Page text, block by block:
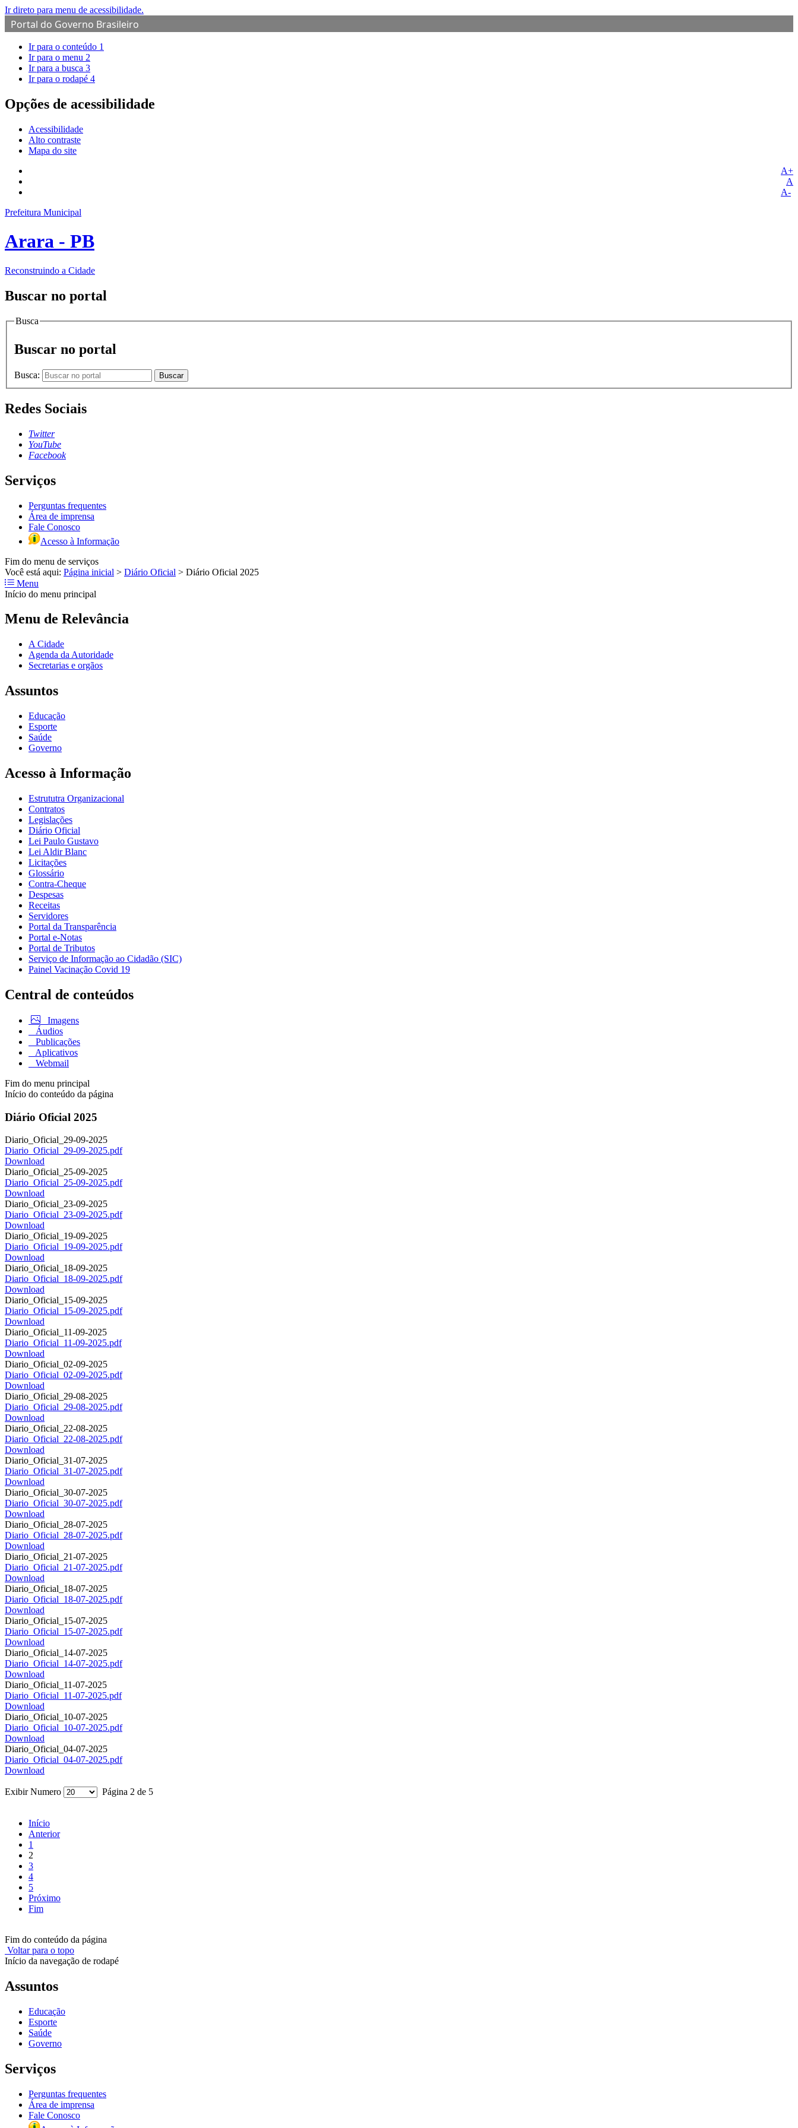
Ir direto para menu de acessibilidade.
Portal do Governo Brasileiro
Ir para o conteúdo 1
Ir para o menu 2
Ir para a busca 3
Ir para o rodapé 4
Opções de acessibilidade
Acessibilidade
Alto contraste
Mapa do site
A+
A
A-
Prefeitura Municipal
Arara - PB
Reconstruindo a Cidade
Buscar no portal
Busca
Buscar no portal
Busca: Buscar
Redes Sociais
Twitter
YouTube
Facebook
Serviços
Perguntas frequentes
Área de imprensa
Fale Conosco
Acesso à Informação
Fim do menu de serviços
Você está aqui: Página inicial > Diário Oficial > Diário Oficial 2025
Menu
Início do menu principal
Menu de Relevância
A Cidade
Agenda da Autoridade
Secretarias e orgãos
Assuntos
Educação
Esporte
Saúde
Governo
Acesso à Informação
Estrututra Organizacional
Contratos
Legislações
Diário Oficial
Lei Paulo Gustavo
Lei Aldir Blanc
Licitações
Glossário
Contra-Cheque
Despesas
Receitas
Servidores
Portal da Transparência
Portal e-Notas
Portal de Tributos
Serviço de Informação ao Cidadão (SIC)
Painel Vacinação Covid 19
Central de conteúdos
Imagens
Áudios
Publicações
Aplicativos
Webmail
Fim do menu principal
Início do conteúdo da página
Diário Oficial 2025
Diario_Oficial_29-09-2025
Diario_Oficial_29-09-2025.pdf
Download
Diario_Oficial_25-09-2025
Diario_Oficial_25-09-2025.pdf
Download
Diario_Oficial_23-09-2025
Diario_Oficial_23-09-2025.pdf
Download
Diario_Oficial_19-09-2025
Diario_Oficial_19-09-2025.pdf
Download
Diario_Oficial_18-09-2025
Diario_Oficial_18-09-2025.pdf
Download
Diario_Oficial_15-09-2025
Diario_Oficial_15-09-2025.pdf
Download
Diario_Oficial_11-09-2025
Diario_Oficial_11-09-2025.pdf
Download
Diario_Oficial_02-09-2025
Diario_Oficial_02-09-2025.pdf
Download
Diario_Oficial_29-08-2025
Diario_Oficial_29-08-2025.pdf
Download
Diario_Oficial_22-08-2025
Diario_Oficial_22-08-2025.pdf
Download
Diario_Oficial_31-07-2025
Diario_Oficial_31-07-2025.pdf
Download
Diario_Oficial_30-07-2025
Diario_Oficial_30-07-2025.pdf
Download
Diario_Oficial_28-07-2025
Diario_Oficial_28-07-2025.pdf
Download
Diario_Oficial_21-07-2025
Diario_Oficial_21-07-2025.pdf
Download
Diario_Oficial_18-07-2025
Diario_Oficial_18-07-2025.pdf
Download
Diario_Oficial_15-07-2025
Diario_Oficial_15-07-2025.pdf
Download
Diario_Oficial_14-07-2025
Diario_Oficial_14-07-2025.pdf
Download
Diario_Oficial_11-07-2025
Diario_Oficial_11-07-2025.pdf
Download
Diario_Oficial_10-07-2025
Diario_Oficial_10-07-2025.pdf
Download
Diario_Oficial_04-07-2025
Diario_Oficial_04-07-2025.pdf
Download
Exibir Numero Página 2 de 5
Início
Anterior
1
2
3
4
5
Próximo
Fim
Fim do conteúdo da página
Voltar para o topo
Início da navegação de rodapé
Assuntos
Educação
Esporte
Saúde
Governo
Serviços
Perguntas frequentes
Área de imprensa
Fale Conosco